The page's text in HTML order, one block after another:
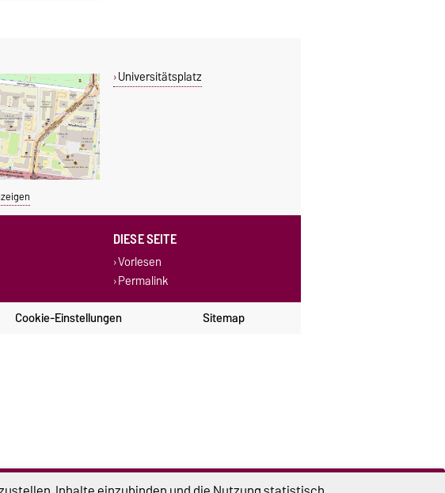
Universitätsplatz
DIESE SEITE
Vorlesen
Permalink
Cookie-Einstellungen Sitemap